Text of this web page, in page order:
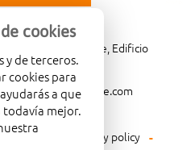
4, 03007 Alicante, Edificio
planta 3ª
merca@mercalicante.com
policy
Privacy policy
cookies
y de terceros.
cookies para
a que
todavía mejor.